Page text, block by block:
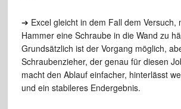
➔ Excel gleicht in dem Fall dem Versuch,
Hammer eine Schraube in die Wand zu
Grundsätzlich ist der Vorgang möglich,
Schraubenzieher, der genau für diesen
macht den Ablauf einfacher, hinterlässt
und ein stabileres Endergebnis.